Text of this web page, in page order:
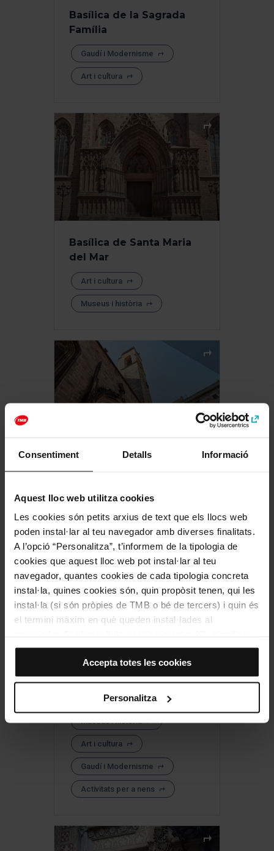
Consentiment Detalls Informació
Aquest lloc web utilitza cookies
Les cookies són petits arxius de text que els llocs web
poden instal·lar al teu navegador amb diverses finalitats.
A l’opció “Personalitza”, t’informem de la tipologia de
cookies que aquest lloc web pot instal·lar al teu
navegador, quantes cookies de cada tipologia concreta
instal·la, quines cookies són, quin propòsit tenen, qui les
instal·la (si són pròpies de TMB o bé de tercers) i quin és
el termini màxim en què queden instal·lades al
que no instal·la cap cookie d’aquesta tipologia.
Si tries l’opció “Accepta totes les cookies”, permets que
totes aquestes cookies s’instal·lin al teu navegador.
El selector que es troba a la dreta de cada tipologia de
cookies d’aquella classe.
Un cop hagis marcat les teves preferències, has de fer
clic sobre “Selecciona i configura”. Així, s’instal·laran
només les cookies de la tipologia que hagis seleccionat
prèviament. Et suggerim que seleccionis les cookies de
personalització, perquè permeten recordar les teves
experiència d’usuari.
Les cookies necessàries són imprescindibles per al
Accepta totes les cookies
Personalitza
Basílica de la Sagrada
Família
Gaudí i Modernisme
Art i cultura
Basílica de Santa Maria
del Mar
Art i cultura
Museus i història
Basílica dels Sants
Museus i història
CaixaForum Barcelona
Museus i història
Art i cultura
Gaudí i Modernisme
Activitats per a nens